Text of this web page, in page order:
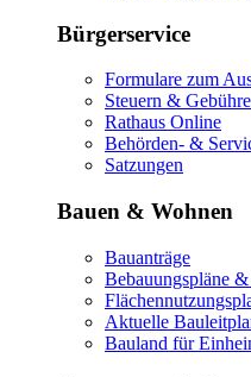
Bürgerservice
Formulare zum
Steuern &
Rathaus Online
Behörden- &
Satzungen
Bauen & Wohnen
Bauanträge
Bebauungspläne
Aktuelle
Bauland für